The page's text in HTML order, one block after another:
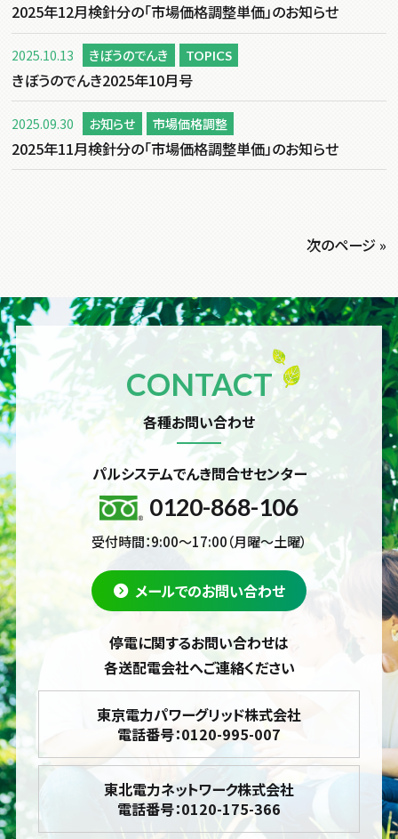
2025年12月検針分の「市場価格調整単価」のお知らせ
2025.10.13 きぼうのでんき TOPICS
きぼうのでんき2025年10月号
2025.09.30 お知らせ 市場価格調整
2025年11月検針分の「市場価格調整単価」のお知らせ
次のページ »
CONTACT
各種お問い合わせ
パルシステムでんき問合せセンター
0120-868-106
受付時間：9:00～17:00（月曜～土曜）
メールでのお問い合わせ
停電に関するお問い合わせは
各送配電会社へご連絡ください
東京電力パワーグリッド株式会社
電話番号：0120-995-007
東北電力ネットワーク株式会社
電話番号：0120-175-366